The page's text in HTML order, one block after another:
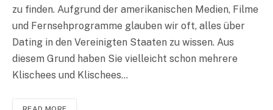
zu finden. Aufgrund der amerikanischen Medien, Filme
und Fernsehprogramme glauben wir oft, alles über
Dating in den Vereinigten Staaten zu wissen. Aus
diesem Grund haben Sie vielleicht schon mehrere
Klischees und Klischees…